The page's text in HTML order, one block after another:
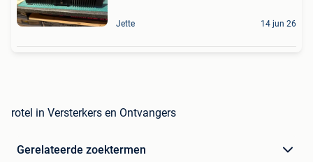
Jette 14 jun 26
rotel in Versterkers en Ontvangers
Gerelateerde zoektermen